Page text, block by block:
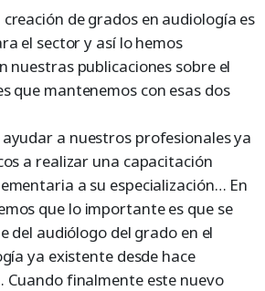
creación de grados en audiología es
el sector y así lo hemos
nuestras publicaciones sobre el
que mantenemos con esas dos
a nuestros profesionales ya
a realizar una capacitación
a su especialización… En
que lo importante es que se
del audiólogo del grado en el
ya existente desde hace
Cuando finalmente este nuevo